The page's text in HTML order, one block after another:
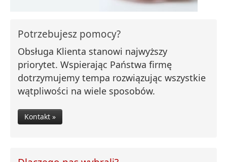
Potrzebujesz pomocy?
Obsługa Klienta stanowi najwyższy
priorytet. Wspierając Państwa firmę
dotrzymujemy tempa rozwiązując wszystkie
wątpliwości na wiele sposobów.
Kontakt »